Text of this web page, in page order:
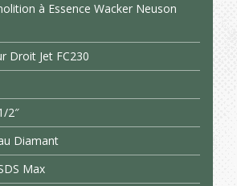
à Essence Wacker Neuson
Droit Jet FC230
2″
Diamant
Max